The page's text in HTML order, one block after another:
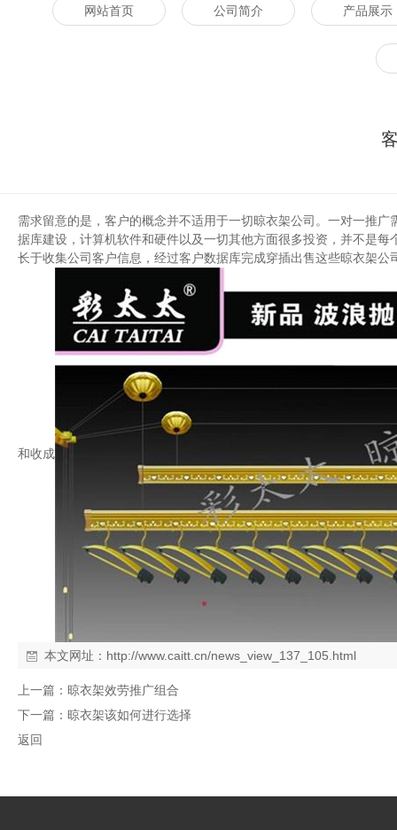
网站首页 公司简介 产品展示
需求留意的是，客户的概念并不适用于一切晾衣架公司。一对一推
据库建设，计算机软件和硬件以及一切其他方面很多投资，并不是
长于收集公司客户信息，经过客户数据库完成穿插出售这些晾衣架
和收成
本文网址： http://www.caitt.cn/news_view_137_105.html
上一篇： 晾衣架效劳推广组合
下一篇： 晾衣架该如何进行选择
返回